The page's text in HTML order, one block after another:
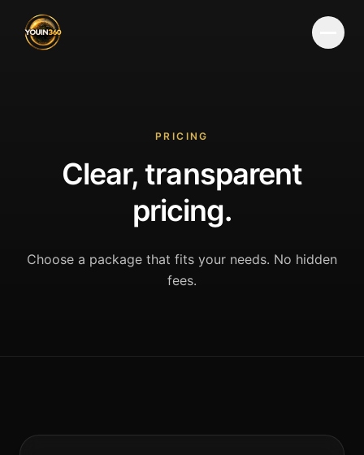
Menu
PRICING
Clear, transparent
pricing.
Choose a package that fits your needs. No hidden
fees.